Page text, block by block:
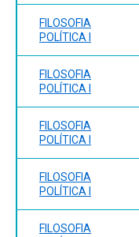
FILOSOFIA
POLÍTICA I
FILOSOFIA
POLÍTICA I
FILOSOFIA
POLÍTICA I
FILOSOFIA
POLÍTICA I
FILOSOFIA